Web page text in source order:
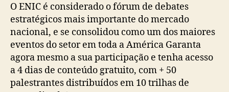
O ENIC é considerado o fórum de debates
estratégicos mais importante do mercado
nacional, e se consolidou como um dos maiores
eventos do setor em toda a América Garanta
agora mesmo a sua participação e tenha acesso
a 4 dias de conteúdo gratuito, com + 50
palestrantes distribuídos em 10 trilhas de